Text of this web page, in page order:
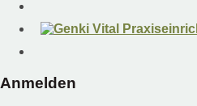
Anmelden